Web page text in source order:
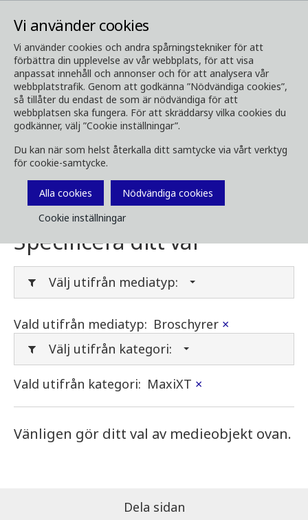
Vi använder cookies
Vi använder cookies och andra spårningstekniker för att
förbättra din upplevelse av vår webbplats, för att visa
anpassat innehåll och annonser och för att analysera vår
webbplatstrafik. Genom att godkänna ”Nödvändiga cookies”,
så tillåter du endast de som är nödvändiga för att
webbplatsen ska fungera. För att skräddarsy vilka cookies du
godkänner, välj ”Cookie inställningar”.
Du kan när som helst återkalla ditt samtycke via vårt verktyg
för cookie-samtycke.
Alla cookies
Nödvändiga cookies
Cookie inställningar
Media Ladda ner media
Ladda ner media
Här kan du ladda ner broschyrer, bilder, videor,
kundtidningar och annan media. Filtrera på
typ eller kategori i menyerna nedan.
Specificera ditt val
Välj utifrån mediatyp:
Vald utifrån mediatyp: Broschyrer ×
Välj utifrån kategori:
Vald utifrån kategori: MaxiXT ×
Vänligen gör ditt val av medieobjekt ovan.
Dela sidan